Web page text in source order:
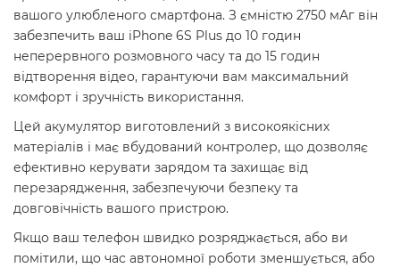
вашого улюбленого смартфона. З ємністю 2750 мАг він
забезпечить ваш iPhone 6S Plus до 10 годин
неперервного розмовного часу та до 15 годин
відтворення відео, гарантуючи вам максимальний
комфорт і зручність використання.
Цей акумулятор виготовлений з високоякісних
матеріалів і має вбудований контролер, що дозволяє
ефективно керувати зарядом та захищає від
перезарядження, забезпечуючи безпеку та
довговічність вашого пристрою.
Якщо ваш телефон швидко розряджається, або ви
помітили, що час автономної роботи зменшується, або